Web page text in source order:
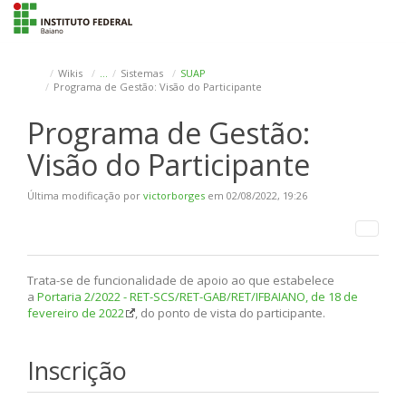
Wikis … Sistemas
SUAP
Programa de Gestão: Visão do Participante
Programa de Gestão:
Visão do Participante
Última modificação por victorborges em 02/08/2022, 19:26
Trata-se de funcionalidade de apoio ao que estabelece
a Portaria 2/2022 - RET-SCS/RET-GAB/RET/IFBAIANO, de 18 de
fevereiro de 2022
, do ponto de vista do participante.
Inscrição